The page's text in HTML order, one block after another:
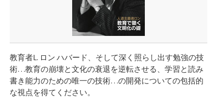
教育者L. ロン ハバード、そして深く照らし出す勉強の技
術…教育の崩壊と文化の衰退を逆転させる、学習と読み
書き能力のための唯一の技術…の開発についての包括的
な視点を得てください。